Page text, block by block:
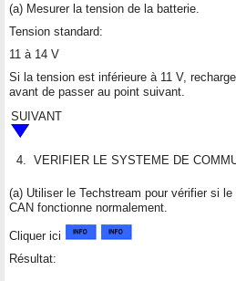
(a) Mesurer la tension de la batterie.
Tension standard:
11 à 14 V
Si la tension est inférieure à 11 V,
avant de passer au point suivant.
SUIVANT
4. VERIFIER LE SYSTEME DE
(a) Utiliser le Techstream pour vérifier si
CAN fonctionne normalement.
Cliquer ici
Résultat: